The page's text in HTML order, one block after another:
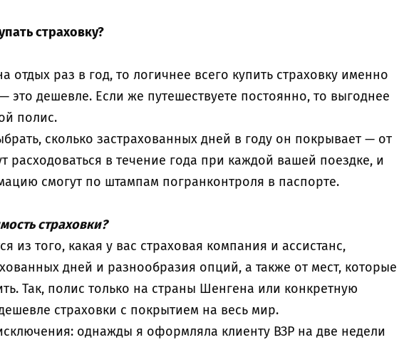
страховку?
отдых раз в год, то логичнее всего купить страховку именно
это дешевле. Если же путешествуете постоянно, то выгоднее
полис.
сколько застрахованных дней в году он покрывает — от
расходоваться в течение года при каждой вашей поездке, и
смогут по штампам погранконтроля в паспорте.
страховки?
из того, какая у вас страховая компания и ассистанс,
дней и разнообразия опций, а также от мест, которые
Так, полис только на страны Шенгена или конкретную
страховки с покрытием на весь мир.
однажды я оформляла клиенту ВЗР на две недели